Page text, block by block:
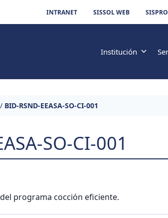
INTRANET SISSOL WEB
Institución
/ BID-RSND-EEASA-SO-CI-001
SO-CI-001
programa cocción eficiente.